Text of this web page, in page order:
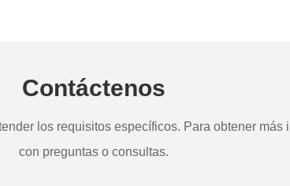
Contáctenos
los requisitos específicos. Para obtener
con preguntas o consultas.